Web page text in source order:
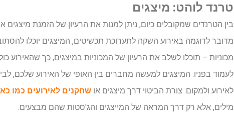
טרנד לוהט: מיצגים
בין הטרנדים שמקובלים כיום, ניתן למנות את הרעיון של הזמנת
מדובר לדוגמה באירוע השקה לתערוכת תכשיטים, המיצגים יוכלו
מכוניות – תוכלו לשלב את הרעיון של המכוניות במיצגים, כך שהאירוע
לעמוד בפניו. המיצגים למעשה מחברים בין האופי של האירוע שלכם,
לאירוע ולמקום. צורת הביטוי דרך מיצגים או שחקנים לאירועים כמו
מילים, אלא רק דרך המראה של המייצגים והג'סטות שהם מבצעים.